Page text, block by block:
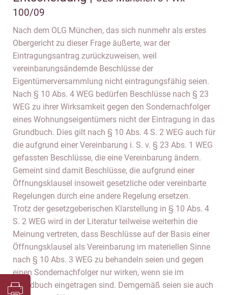
100/09
Nach dem OLG München, das sich nunmehr als erstes
Obergericht zu dieser Frage äußerte, war der
Eintragungsantrag zurückzuweisen, weil
vereinbarungsändernde Beschlüsse der
Eigentümerversammlung nicht eintragungsfähig seien.
Nach § 10 Abs. 4 WEG bedürfen Beschlüsse nach § 23
WEG zu ihrer Wirksamkeit gegen den Sondernachfolger
eines Wohnungseigentümers nicht der Eintragung in das
Grundbuch. Dies gilt nach § 10 Abs. 4 S. 2 WEG auch für
die aufgrund einer Vereinbarung i. S. v. § 23 Abs. 1 WEG
gefassten Beschlüsse, die eine Vereinbarung ändern.
Gemeint sind damit Beschlüsse, die aufgrund einer
Öffnungsklausel insoweit gesetzliche oder vereinbarte
Regelungen durch eine andere Regelung ersetzen.
Trotz der gesetzgeberischen Klarstellung in § 10 Abs. 4
S. 2 WEG wird in der Literatur teilweise weiterhin die
Meinung vertreten, dass Beschlüsse auf der Basis einer
Öffnungsklausel als Vereinbarung im materiellen Sinne
nach § 10 Abs. 3 WEG zu behandeln seien und gegen
einen Sondernachfolger nur wirken, wenn sie im
Grundbuch eingetragen sind. Demgemäß seien sie auch